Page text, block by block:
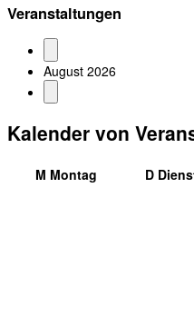
Veranstaltungen
August 2026
Kalender von
M Montag D